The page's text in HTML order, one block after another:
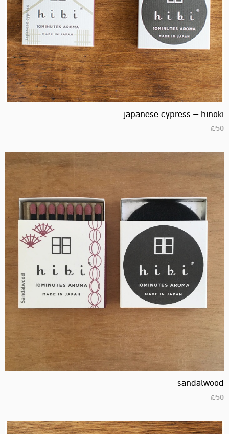
japanese cypress – hinoki
₪50
sandalwood
₪50